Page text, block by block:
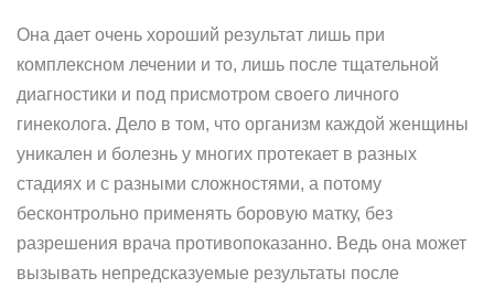
Она дает очень хороший результат лишь при
комплексном лечении и то, лишь после тщательной
диагностики и под присмотром своего личного
гинеколога. Дело в том, что организм каждой женщины
уникален и болезнь у многих протекает в разных
стадиях и с разными сложностями, а потому
бесконтрольно применять боровую матку, без
разрешения врача противопоказанно. Ведь она может
вызывать непредсказуемые результаты после